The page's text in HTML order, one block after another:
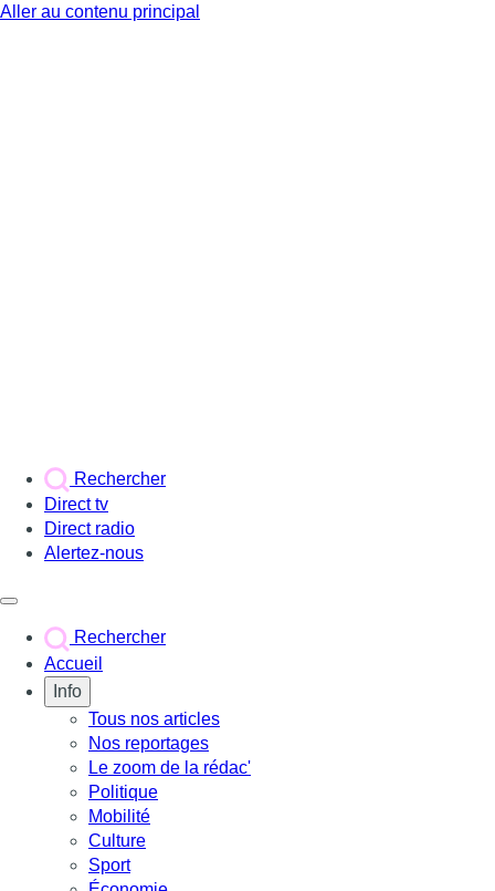
Aller au contenu principal
Rechercher
Direct tv
Direct radio
Alertez-nous
Rechercher
Accueil
Info
Tous nos articles
Nos reportages
Le zoom de la rédac'
Politique
Mobilité
Culture
Sport